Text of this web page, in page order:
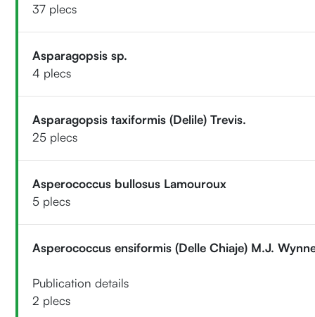
37 plecs
Asparagopsis sp.
4 plecs
Asparagopsis taxiformis (Delile) Trevis.
25 plecs
Asperococcus bullosus Lamouroux
5 plecs
Asperococcus ensiformis (Delle Chiaje) M.J.
Publication details
2 plecs